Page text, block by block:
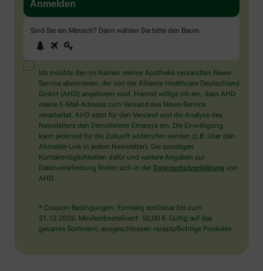
Sind Sie ein Mensch? Dann wählen Sie bitte den Baum.
Sind
Sie
ein
Mensch?
Dann
wählen
Sie
bitte
den
Baum.
1 2
Ich möchte den im Namen meiner Apotheke versandten News-
Service abonnieren, der von der Alliance Healthcare Deutschland
GmbH (AHD) angeboten wird. Hiermit willige ich ein, dass AHD
meine E-Mail-Adresse zum Versand des News-Service
verarbeitet. AHD setzt für den Versand und die Analyse des
Newsletters den Dienstleister Emarsys ein. Die Einwilligung
kann jederzeit für die Zukunft widerrufen werden (z.B. über den
Abmelde-Link in jedem Newsletter). Die sonstigen
Kontaktmöglichkeiten dafür und weitere Angaben zur
Datenverarbeitung finden sich in der Datenschutzerklärung von
AHD.
* Coupon-Bedingungen: Einmalig einlösbar bis zum
31.12.2026. Mindestbestellwert: 50,00 €. Gültig auf das
gesamte Sortiment, ausgeschlossen rezeptpflichtige Produkte.